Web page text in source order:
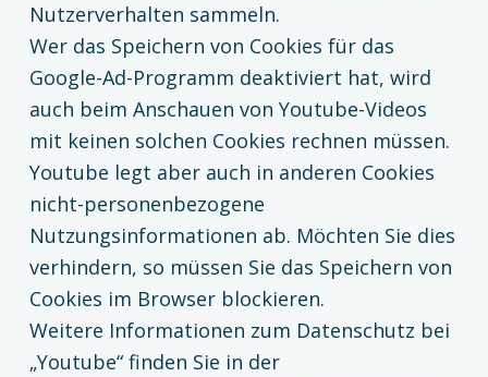
Nutzerverhalten sammeln.
Wer das Speichern von Cookies für das
Google-Ad-Programm deaktiviert hat, wird
auch beim Anschauen von Youtube-Videos
mit keinen solchen Cookies rechnen müssen.
Youtube legt aber auch in anderen Cookies
nicht-personenbezogene
Nutzungsinformationen ab. Möchten Sie dies
verhindern, so müssen Sie das Speichern von
Cookies im Browser blockieren.
Weitere Informationen zum Datenschutz bei
„Youtube“ finden Sie in der